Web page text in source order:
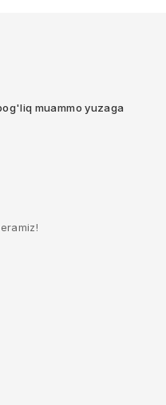
muammo yuzaga